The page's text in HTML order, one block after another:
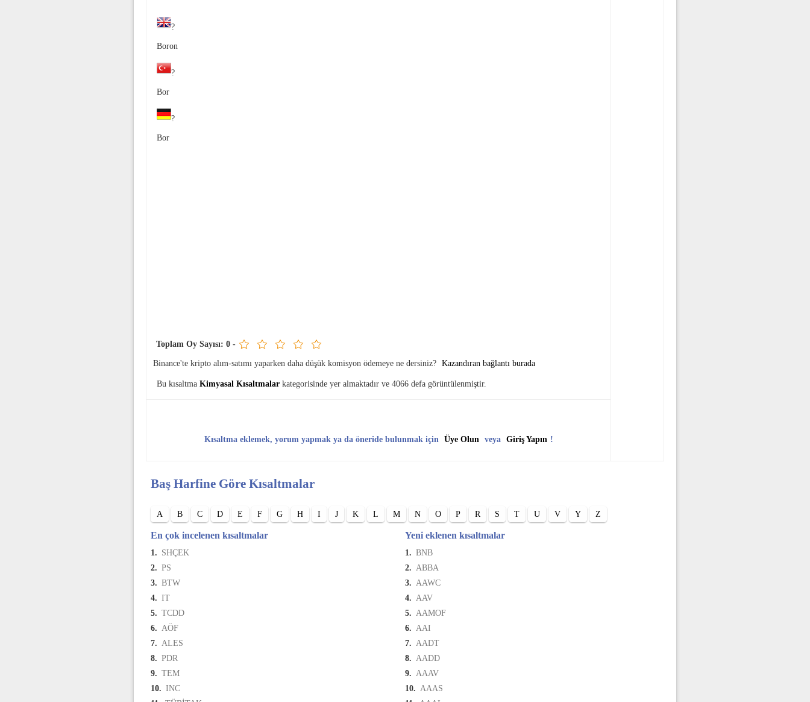
?
Boron
?
Bor
?
Bor
Toplam Oy Sayısı: 0 -
Binance'te kripto alım-satımı yaparken daha düşük komisyon ödemeye ne dersiniz? Kazandıran bağlantı burada
Bu kısaltma Kimyasal Kısaltmalar kategorisinde yer almaktadır ve 4066 defa görüntülenmiştir.
Kısaltma eklemek, yorum yapmak ya da öneride bulunmak için Üye Olun veya Giriş Yapın !
Baş Harfine Göre Kısaltmalar
A B C D E F G H I J K L M N O P R S T U V Y Z
En çok incelenen kısaltmalar
1. SHÇEK
2. PS
3. BTW
4. IT
5. TCDD
6. AÖF
7. ALES
8. PDR
9. TEM
10. INC
Yeni eklenen kısaltmalar
1. BNB
2. ABBA
3. AAWC
4. AAV
5. AAMOF
6. AAI
7. AADT
8. AADD
9. AAAV
10. AAAS